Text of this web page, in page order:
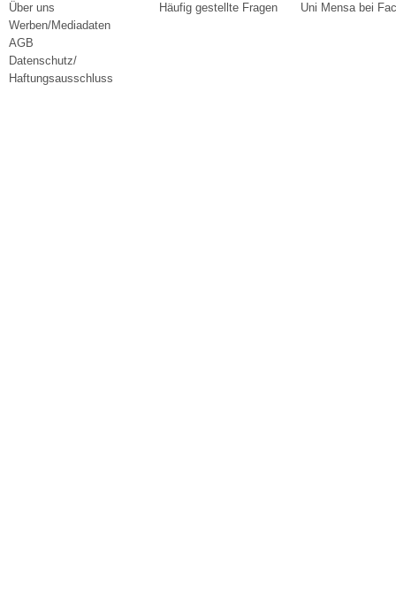
Über uns
Werben/Mediadaten
AGB
Datenschutz/
Haftungsausschluss
Häufig gestellte Fragen
Uni Mensa bei